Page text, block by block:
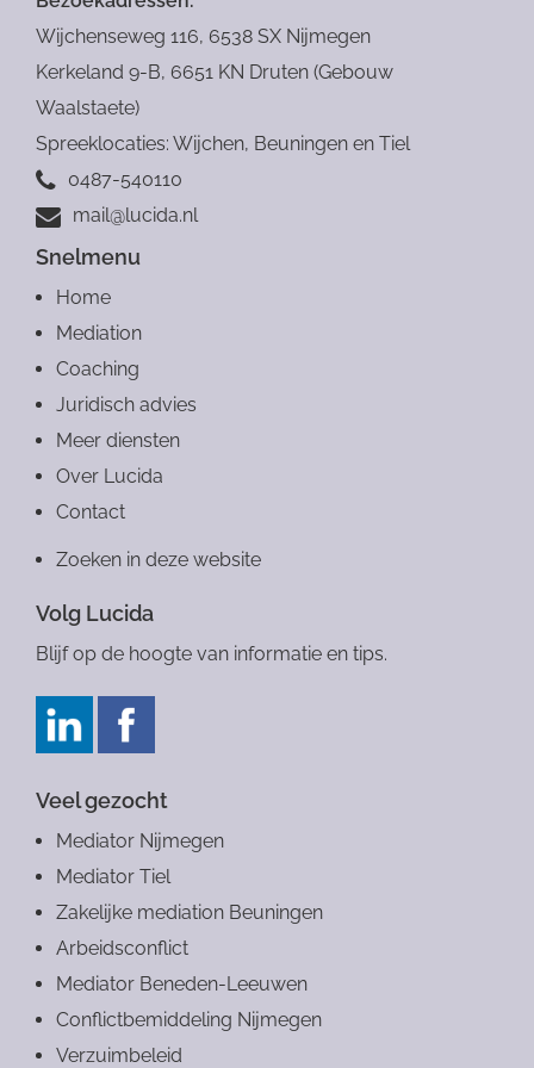
Verstuur
Wijchenseweg 116, 6538 SX Nijmegen
Kerkeland 9-B, 6651 KN Druten (Gebouw
Waalstaete)
Spreeklocaties: Wijchen, Beuningen en Tiel
0487-540110
mail@lucida.nl
Snelmenu
Home
Mediation
Coaching
Juridisch advies
Meer diensten
Over Lucida
Contact
Zoeken in deze website
Volg Lucida
Blijf op de hoogte van informatie en tips.
Veel gezocht
Mediator Nijmegen
Mediator Tiel
Zakelijke mediation Beuningen
Arbeidsconflict
Mediator Beneden-Leeuwen
Conflictbemiddeling Nijmegen
Verzuimbeleid